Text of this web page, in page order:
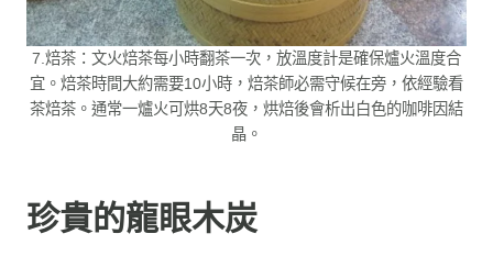
7.焙茶：文火焙茶每小時翻茶一次，放溫度計是確保爐火溫度合
宜。焙茶時間大約需要10小時，焙茶師必需守候在旁，依經驗看
茶焙茶。通常一爐火可烘8天8夜，烘焙後會析出白色的咖啡因結
晶。
珍貴的龍眼木炭